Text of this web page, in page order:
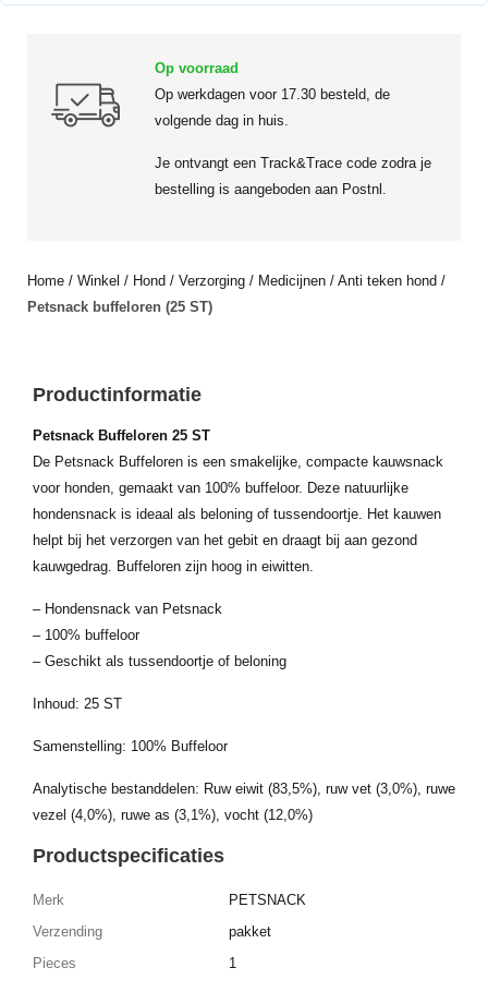
Op voorraad
Op werkdagen voor 17.30 besteld, de
volgende dag in huis.
Je ontvangt een Track&Trace code zodra je
bestelling is aangeboden aan Postnl.
Home / Winkel / Hond / Verzorging / Medicijnen / Anti teken hond /
Petsnack buffeloren (25 ST)
Productinformatie
Petsnack Buffeloren 25 ST
De Petsnack Buffeloren is een smakelijke, compacte kauwsnack
voor honden, gemaakt van 100% buffeloor. Deze natuurlijke
hondensnack is ideaal als beloning of tussendoortje. Het kauwen
helpt bij het verzorgen van het gebit en draagt bij aan gezond
kauwgedrag. Buffeloren zijn hoog in eiwitten.
– Hondensnack van Petsnack
– 100% buffeloor
– Geschikt als tussendoortje of beloning
Inhoud: 25 ST
Samenstelling: 100% Buffeloor
Analytische bestanddelen: Ruw eiwit (83,5%), ruw vet (3,0%), ruwe
vezel (4,0%), ruwe as (3,1%), vocht (12,0%)
Productspecificaties
Merk
PETSNACK
Verzending
pakket
Pieces
1